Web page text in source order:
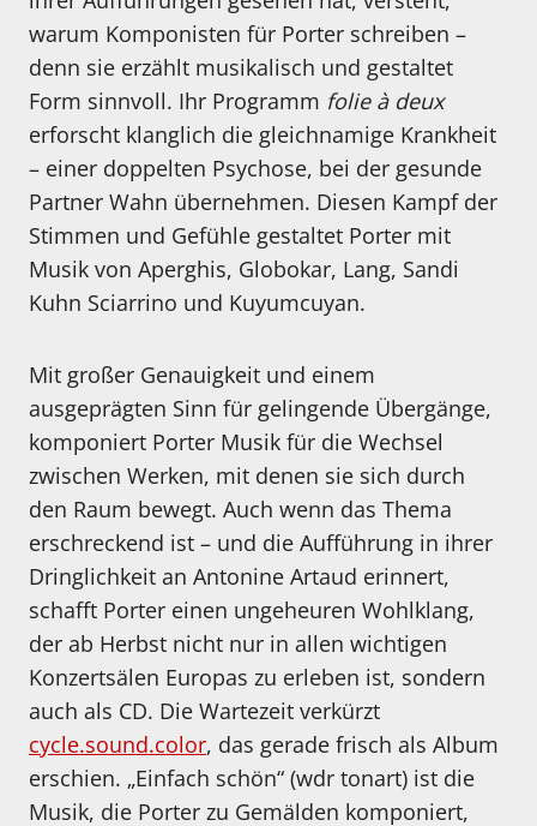
warum Komponisten für Porter schreiben –
denn sie erzählt musikalisch und gestaltet
Form sinnvoll. Ihr Programm folie à deux
erforscht klanglich die gleichnamige Krankheit
– einer doppelten Psychose, bei der gesunde
Partner Wahn übernehmen. Diesen Kampf der
Stimmen und Gefühle gestaltet Porter mit
Musik von Aperghis, Globokar, Lang, Sandi
Kuhn Sciarrino und Kuyumcuyan.
Mit großer Genauigkeit und einem
ausgeprägten Sinn für gelingende Übergänge,
komponiert Porter Musik für die Wechsel
zwischen Werken, mit denen sie sich durch
den Raum bewegt. Auch wenn das Thema
erschreckend ist – und die Aufführung in ihrer
Dringlichkeit an Antonine Artaud erinnert,
schafft Porter einen ungeheuren Wohlklang,
der ab Herbst nicht nur in allen wichtigen
Konzertsälen Europas zu erleben ist, sondern
auch als CD. Die Wartezeit verkürzt
cycle.sound.color, das gerade frisch als Album
erschien. „Einfach schön“ (wdr tonart) ist die
Musik, die Porter zu Gemälden komponiert,